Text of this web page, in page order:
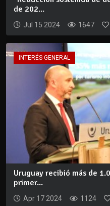
de 202...
Jul 15 2024 1647
INTERÉS GENERAL
Uruguay recibió más de
primer...
Apr 17 2024 1124